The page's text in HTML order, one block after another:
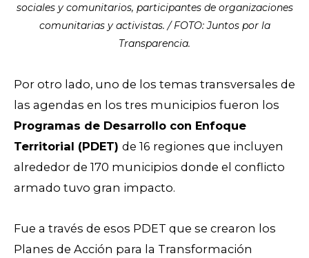
sociales y comunitarios, participantes de organizaciones
comunitarias y activistas. / FOTO: Juntos por la
Transparencia.
Por otro lado, uno de los temas transversales de
las agendas en los tres municipios fueron los
Programas de Desarrollo con Enfoque
Territorial (PDET) de 16 regiones que incluyen
alrededor de 170 municipios donde el conflicto
armado tuvo gran impacto.
Fue a través de esos PDET que se crearon los
Planes de Acción para la Transformación